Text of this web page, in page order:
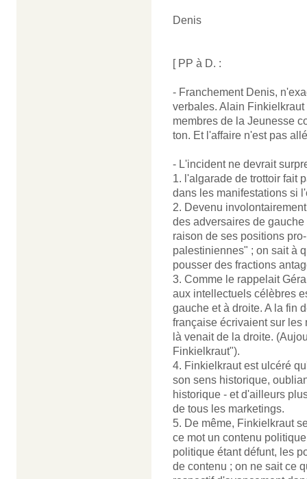
Denis
[ PP à D. :
- Franchement Denis,
verbales. Alain
membres de la Jeunesse
ton. Et l'affaire n'est pas
- L'incident ne devrait
1. l'algarade de trottoir fait
dans les manifestations si
2. Devenu
des adversaires de
raison de ses positions
palestiniennes" ; on sait à
pousser des fractions
3. Comme le rappelait
aux intellectuels célèbres
gauche et à droite. A la fin
française écrivaient sur les
là venait de la droite.
Finkielkraut").
4. Finkielkraut est ulcéré
son sens historique,
historique - et d'ailleurs
de tous les marketings.
5. De même, Finkielkraut
ce mot un contenu
politique étant défunt, les
de contenu ; on ne sait ce